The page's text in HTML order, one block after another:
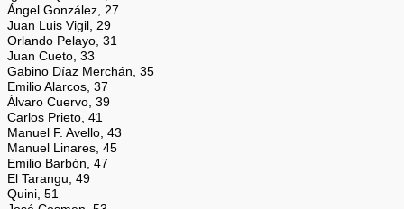
Ángel González, 27
Juan Luis Vigil, 29
Orlando Pelayo, 31
Juan Cueto, 33
Gabino Díaz Merchán, 35
Emilio Alarcos, 37
Álvaro Cuervo, 39
Carlos Prieto, 41
Manuel F. Avello, 43
Manuel Linares, 45
Emilio Barbón, 47
El Tarangu, 49
Quini, 51